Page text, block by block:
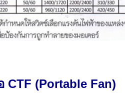
CTF (Portable Fan)